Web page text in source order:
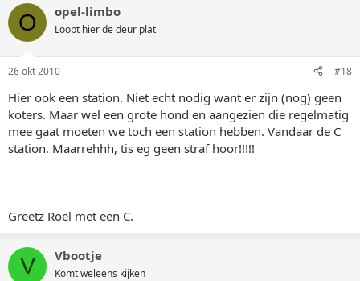
O opel-limbo
Loopt hier de deur plat
26 okt 2010 #18
Hier ook een station. Niet echt nodig want er zijn (nog) geen
koters. Maar wel een grote hond en aangezien die regelmatig
mee gaat moeten we toch een station hebben. Vandaar de C
station. Maarrehhh, tis eg geen straf hoor!!!!!
Greetz Roel met een C.
V Vbootje
Komt weleens kijken